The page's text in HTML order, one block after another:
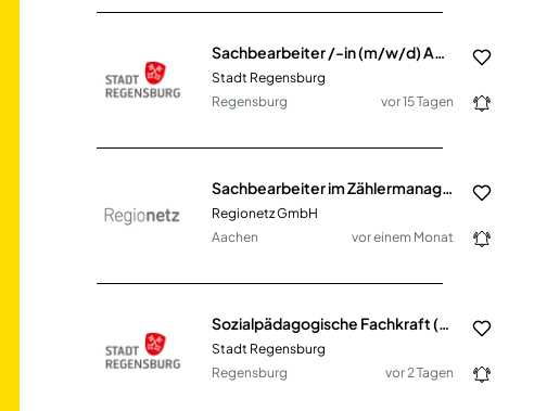
Stadt Regensburg
Regensburg
vor 15 Tagen
Sachbearbeiter im Zählermanagement (m/w/d)
Regionetz GmbH
Aachen
vor einem Monat
Sozialpädagogische Fachkraft (m/w/d) Mobile Jugendarbeit
Stadt Regensburg
Regensburg
vor 2 Tagen